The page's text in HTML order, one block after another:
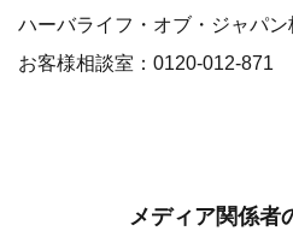
ハーバライフ・オブ・ジャパン
お客様相談室：0120-012-871
メディア関係者